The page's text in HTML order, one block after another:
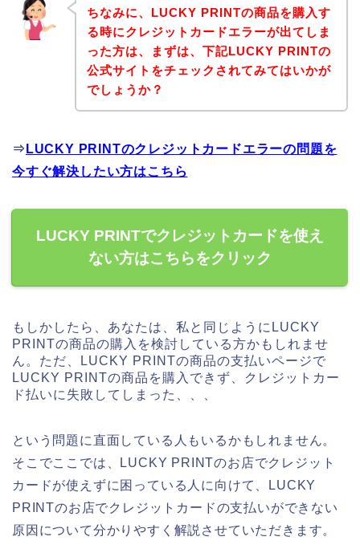
ちなみに、LUCKY PRINTの商品を購入す
る時にクレジットカードエラーが出てしま
った方は、まずは、下記LUCKY PRINTの
公式サイトをチェックされてみてはいかが
でしょうか？
⇒ LUCKY PRINTのクレジットカードエラーの問題を
今すぐ解決したい方はこちら
LUCKY PRINTでクレジットカードを使え
ない方はこちらをクリック
もしかしたら、あなたは、私と同じようにLUCKY
PRINTの商品の購入を検討している方かもしれませ
ん。ただ、LUCKY PRINTの商品の支払いページで
LUCKY PRINTの商品を購入できず、クレジットカー
ド払いに失敗してしまった、、、
という問題に直面している人もいるかもしれません。
そこでここでは、LUCKY PRINTのお店でクレジット
カードが使えずに困っている人に向けて、LUCKY
PRINTのお店でクレジットカードの支払いができない
原因について分かりやすく解説させていただきます。